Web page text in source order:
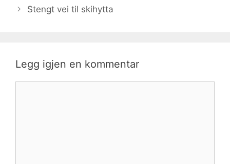
Stengt vei til skihytta
Legg igjen en kommentar